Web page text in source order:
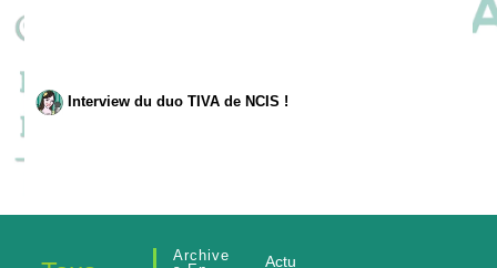
Interview du duo TIVA de NCIS !
Archive
Actu